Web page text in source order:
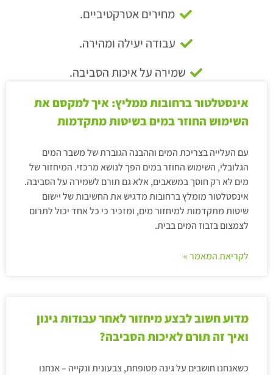
מחירים אטרקטיביים.
עבודה יעילה ומהירה.
שמירה על איכות הסביבה.
אינסטלטור ברחובות ממליץ: איך למקסם את
השימוש החוזר במים בשיטות מתקדמות
עם העלייה בצריכת המים וההבנה הגוברת של משבר המים
הגלובלי, השימוש החוזר במים הפך לנושא מרכזי. המיחזור של
מים לא רק חוסך במשאבים, אלא גם תורם לשמירה על הסביבה.
אינסטלטור מומלץ ברחובות מדגיש את החשיבות של יישום
שיטות מתקדמות למיחזור מים, ומזכיר כי כל אחד יכול לתרום
לצמצום בזבוז המים בבית.
לקריאת המאמר »
מדוע חשוב לבצע מיחזור לאחר עבודות גינון
ואיך זה תורם לאיכות הסביבה?
כשאנחנו חושבים על גינה מטופחת, צבעונית ונקייה – אנחנו